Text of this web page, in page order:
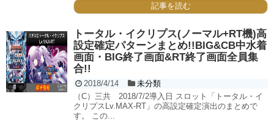
記事を読む
トータル・イクリプス(ノーマル+RT機)高
設定確定パターンまとめ!!BIG&CB中水着
画面・BIG終了画面&RT終了画面全員集
合!!
2018/4/14
未分類
（C）三共 2018/7/2導入日 スロット「トータル・イ
クリプスLv.MAX-RT」の高設定確定演出のまとめで
す。 この...